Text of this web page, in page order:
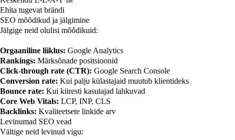
Ehita tugevat brändi
SEO mõõdikud ja jälgimine
Jälgige neid olulisi mõõdikuid:
Orgaaniline liiklus: Google Analytics
Rankings: Märksõnade positsioonid
Click-through rate (CTR): Google Search Console
Conversion rate: Kui palju külastajaid muutub klientideks
Bounce rate: Kui kiiresti kasutajad lahkuvad
Core Web Vitals: LCP, INP, CLS
Backlinks: Kvaliteetsete linkide arv
Levinumad SEO vead
Vältige neid levinud vigu: